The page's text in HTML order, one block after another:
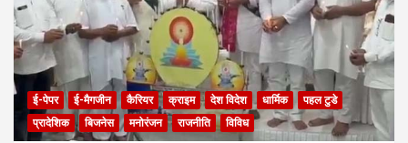
ई-पेपर ई-मैगजीन कैरियर क्राइम देश विदेश धार्मिक
पहल टुडे
प्रादेशिक
बिजनेस मनोरंजन राजनीति विविध